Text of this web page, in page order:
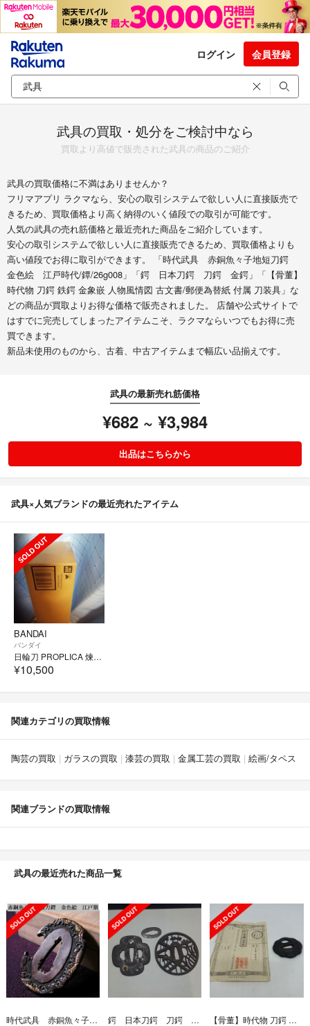
ログイン 会員登録
武具の買取・処分をご検討中なら
買取より高値で販売された武具の商品のご紹介
武具の買取価格に不満はありませんか？
フリマアプリ ラクマなら、安心の取引システムで欲しい人に直接販売で
きるため、買取価格より高く納得のいく値段での取引が可能です。
人気の武具の売れ筋価格と最近売れた商品をご紹介しています。
安心の取引システムで欲しい人に直接販売できるため、買取価格よりも
高い値段でお得に取引ができます。 「時代武具 赤銅魚々子地短刀鍔
金色絵 江戸時代/鐔/26g008」「鍔 日本刀鍔 刀鍔 金鍔」「【骨董】
時代物 刀鍔 鉄鍔 金象嵌 人物風情図 古文書/郵便為替紙 付属 刀装具」な
どの商品が買取よりお得な価格で販売されました。 店舗や公式サイトで
はすでに完売してしまったアイテムこそ、ラクマならいつでもお得に売
買できます。
新品未使用のものから、古着、中古アイテムまで幅広い品揃えです。
武具の最新売れ筋価格
¥682 ~ ¥3,984
出品はこちらから
武具×人気ブランドの最近売れたアイテム
BANDAI
バンダイ
日輪刀 PROPLICA 煉獄 杏寿郎
¥10,500
関連カテゴリの買取情報
陶芸の買取 ガラスの買取 漆芸の買取 金属工芸の買取 絵画/タペスト
関連ブランドの買取情報
武具の最近売れた商品一覧
時代武具 赤銅魚々子地短刀鍔 金色絵 江戸時代/鐔/26g008 鍔 日本刀鍔 刀鍔 金鍔 【骨董】時代物 刀鍔 鉄鍔 金象嵌 人物風情図 古文書/郵便為替紙 付属 刀装具